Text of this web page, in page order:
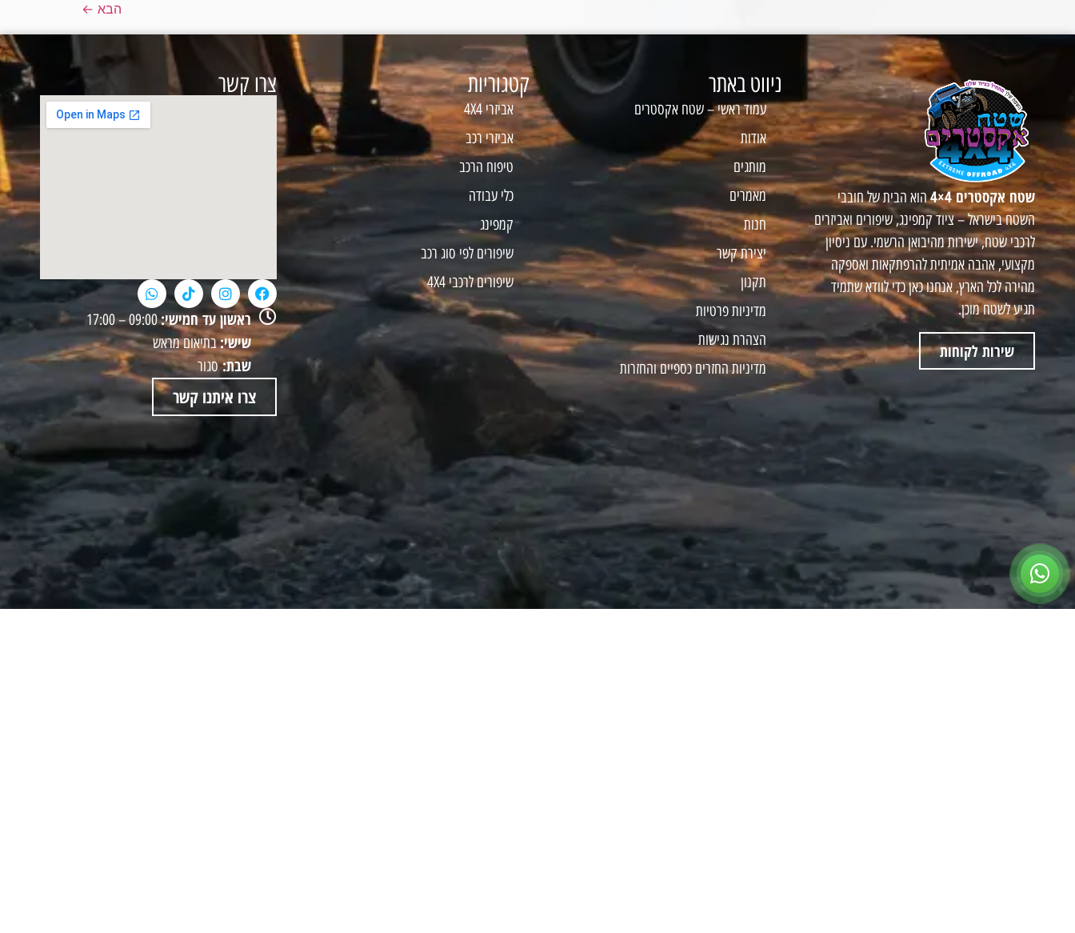
הבא ←
שטח אקסטרים 4×4
הוא הבית של חובבי
השטח בישראל – ציוד קמפינג, שיפורים ואביזרים
לרכבי שטח, ישירות מהיבואן הרשמי. עם ניסיון
מקצועי, אהבה אמיתית להרפתקאות ואספקה
מהירה לכל הארץ, אנחנו כאן כדי לוודא שתמיד
תגיע לשטח מוכן.
שירות לקוחות
ניווט באתר
עמוד ראשי – שטח אקסטרים
אודות
מותגים
מאמרים
חנות
יצירת קשר
תקנון
מדיניות פרטיות
הצהרת נגישות
מדיניות החזרים כספיים והחזרות
קטגוריות
אביזרי 4X4
אביזרי רכב
טיפוח הרכב
כלי עבודה
קמפינג
שיפורים לפי סוג רכב
שיפורים לרכבי 4X4
צרו קשר
ראשון עד חמישי:09:00 – 17:00
שישי:בתיאום מראש
שבת:סגור
צרו איתנו קשר